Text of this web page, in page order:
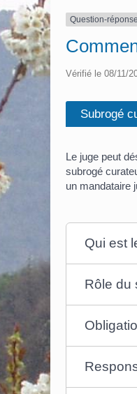
Question-réponse
Vérifié le 08/11/
Subrogé
Le juge peut
subrogé
un mandataire
Qui est
Rôle du